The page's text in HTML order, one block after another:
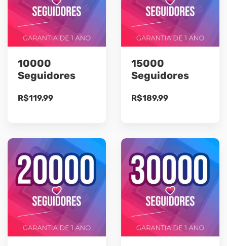
10000
Seguidores
R$119,99
15000
Seguidores
R$189,99